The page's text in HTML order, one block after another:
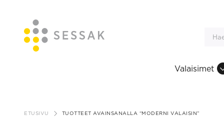
sisältöön
Valaisimet
ETUSIVU TUOTTEET AVAINSANALLA “MODERNI VALAISIN”